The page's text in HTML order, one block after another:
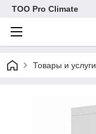
ТОО Pro Climate
Товары и услуги